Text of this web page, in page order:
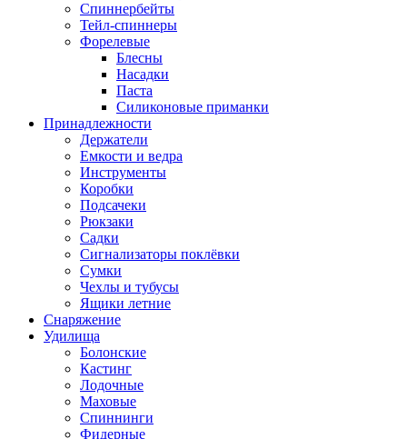
Спиннербейты
Тейл-спиннеры
Форелевые
Блесны
Насадки
Паста
Силиконовые приманки
Принадлежности
Держатели
Емкости и ведра
Инструменты
Коробки
Подсачеки
Рюкзаки
Садки
Сигнализаторы поклёвки
Сумки
Чехлы и тубусы
Ящики летние
Снаряжение
Удилища
Болонские
Кастинг
Лодочные
Маховые
Спиннинги
Фидерные